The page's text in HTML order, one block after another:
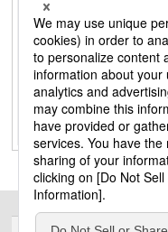
L200重1.0kg※：H56・L245重
1.2kg※：H42・L220重
体＋電源ユニットの重さです
H42・L200重0.7kg※：H56
重0.9kg※：H42・L220重
本体＋電源ユニットの重さで
LHφ15058遮光角30°タイプ